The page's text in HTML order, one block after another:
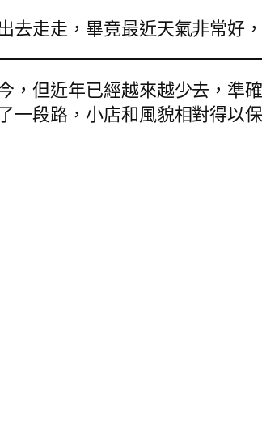
走走，畢竟最近天氣非常好
但近年已經越來越少去，準
段路，小店和風貌相對得以